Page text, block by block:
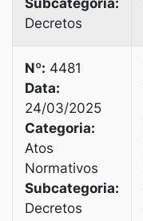
Subcategoria:
Decretos
Nº: 4481
Data:
24/03/2025
Categoria:
Atos
Normativos
Subcategoria:
Decretos